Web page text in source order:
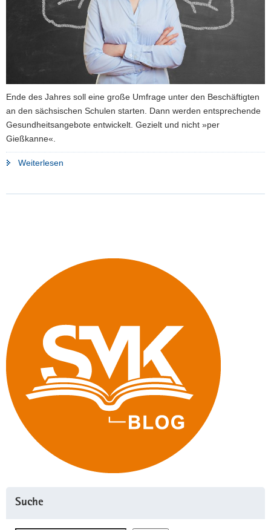
Ende des Jahres soll eine große Umfrage unter den Beschäftigten
an den sächsischen Schulen starten. Dann werden entsprechende
Gesundheitsangebote entwickelt. Gezielt und nicht »per
Gießkanne«.
Weiterlesen
Suche